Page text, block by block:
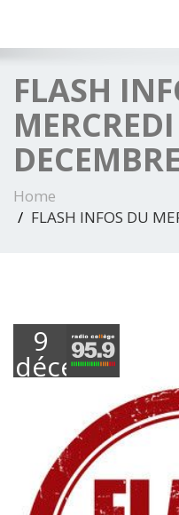
FLASH
Home
FLASH INFOS DU
9
décembre